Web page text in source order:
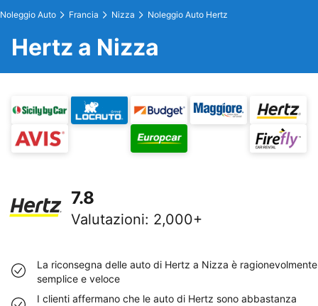
Noleggio Auto Francia Nizza Noleggio Auto Hertz
Hertz a Nizza
7.8
Valutazioni: 2,000+
La riconsegna delle auto di Hertz a Nizza è ragionevolmente
semplice e veloce
I clienti affermano che le auto di Hertz sono abbastanza